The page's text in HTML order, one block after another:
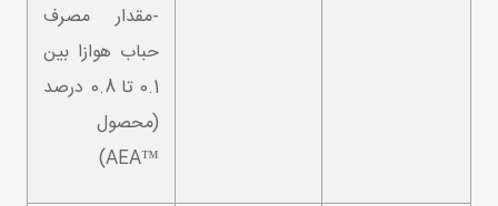
-مقدار مصرف
حباب هوازا بین
0.1 تا 0.8 درصد
(محصول
™AEA)